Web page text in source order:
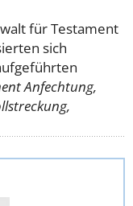
für Testament
sich
Anfechtung,